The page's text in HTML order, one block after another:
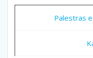
Palestras